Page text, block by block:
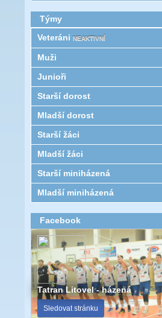
Týmy
Veteráni NEAKTIVNÍ
Muži
Junioři
Starší dorost
Mladší dorost
Starší žáci
Mladší žáci
Starší miniházená
Mladší miniházená
Facebook
Tatran Litovel - házená
Sledovat stránku